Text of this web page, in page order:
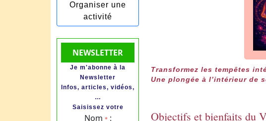
Transformez les tempêtes
Une plongée à l’intérieur de
Objectifs et bienfaits du
Organiser une
activité
NEWSLETTER
Je m'abonne à la
Newsletter
Infos, articles, vidéos,
…
Saisissez votre
Nom * :